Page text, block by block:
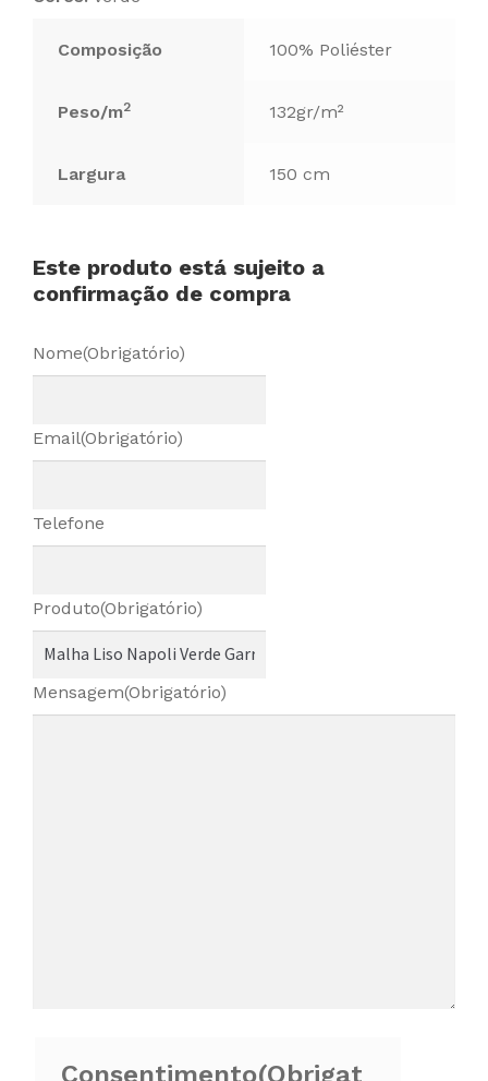
Composição 100% Poliéster
Peso/m2 132gr/m²
Largura 150 cm
Este produto está sujeito a
confirmação de compra
Nome(Obrigatório)
Email(Obrigatório)
Telefone
Produto(Obrigatório)
Mensagem(Obrigatório)
Consentimento(Obrigat